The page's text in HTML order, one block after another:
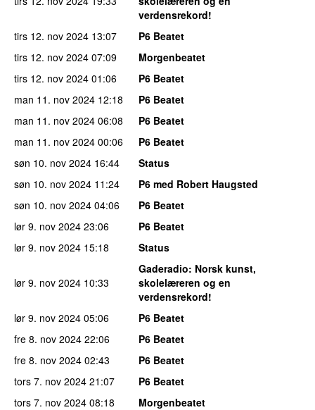
verdensrekord!
tirs 12. nov 2024 13:07
P6 Beatet
tirs 12. nov 2024 07:09
Morgenbeatet
tirs 12. nov 2024 01:06
P6 Beatet
man 11. nov 2024 12:18
P6 Beatet
man 11. nov 2024 06:08
P6 Beatet
man 11. nov 2024 00:06
P6 Beatet
søn 10. nov 2024 16:44
Status
søn 10. nov 2024 11:24
P6 med Robert Haugsted
søn 10. nov 2024 04:06
P6 Beatet
lør 9. nov 2024 23:06
P6 Beatet
lør 9. nov 2024 15:18 Status
lør 9. nov 2024 10:33
Gaderadio: Norsk kunst,
skolelæreren og en
verdensrekord!
lør 9. nov 2024 05:06
P6 Beatet
fre 8. nov 2024 22:06
P6 Beatet
fre 8. nov 2024 02:43
P6 Beatet
tors 7. nov 2024 21:07
P6 Beatet
tors 7. nov 2024 08:18
Morgenbeatet